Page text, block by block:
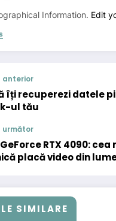
Information. Edit
anterior
îți recuperezi datele
ul tău
următor
RTX 4090: cea
placă video din
SIMILARE